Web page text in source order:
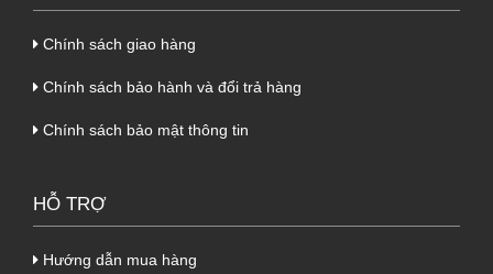
thấy từ bên trong công trình.
- Hai lớp tôn này đều có cấu tạo và độ dày
tương tự nhau. Do đó, để đảm bảo chất lượng
cáo bạn nên chọn lựa cho mình các thương
Nam,...
1.2. Lớp lõi ở giữa là bông thủy tinh
Chính sách giao hàng
Chính sách bảo hành và đổi trả hàng
Chính sách bảo mật thông tin
HỖ TRỢ
Hướng dẫn mua hàng